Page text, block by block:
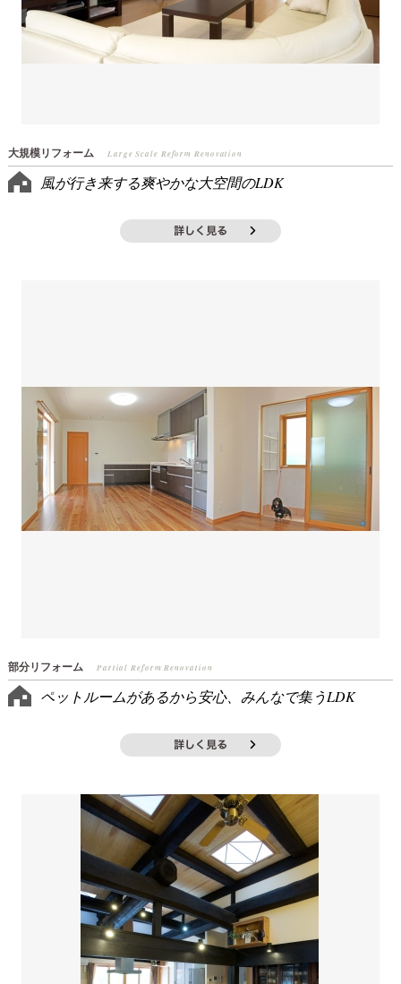
大規模リフォーム Large Scale Reform Renovation
風が行き来する爽やかな大空間のLDK
部分リフォーム Partial Reform Renovation
ペットルームがあるから安心、みんなで集うLDK